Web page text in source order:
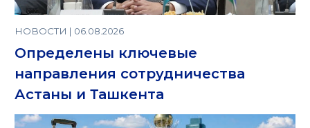
НОВОСТИ | 06.08.2026
Определены ключевые
направления сотрудничества
Астаны и Ташкента